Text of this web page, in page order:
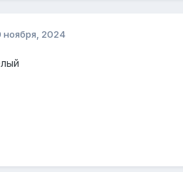
ноября, 2024